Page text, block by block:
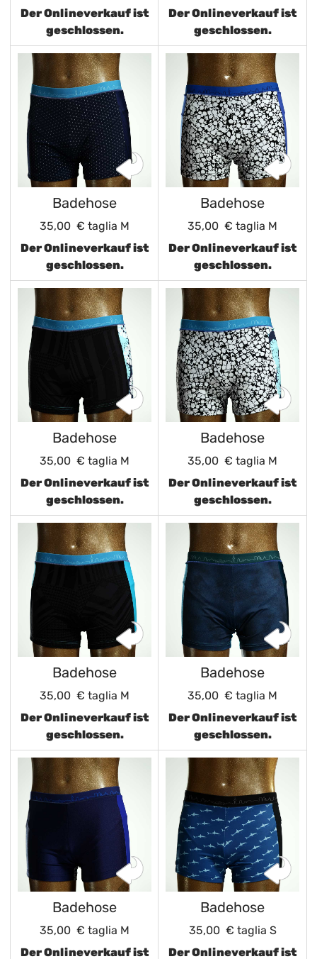
Der Onlineverkauf ist
geschlossen.
Der Onlineverkauf ist
geschlossen.
Badehose
35,00 € taglia M
Der Onlineverkauf ist
geschlossen.
Badehose
35,00 € taglia M
Der Onlineverkauf ist
geschlossen.
Badehose
35,00 € taglia M
Der Onlineverkauf ist
geschlossen.
Badehose
35,00 € taglia M
Der Onlineverkauf ist
geschlossen.
Badehose
35,00 € taglia M
Der Onlineverkauf ist
geschlossen.
Badehose
35,00 € taglia M
Der Onlineverkauf ist
geschlossen.
Badehose
35,00 € taglia M
Der Onlineverkauf ist
Badehose
35,00 € taglia S
Der Onlineverkauf ist